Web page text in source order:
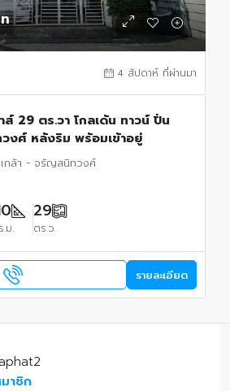
4 สัปดาห์ ที่ผ่านมา
ส์ 29 ตร.วา โกลเด้น ทาวน์ ปิ่น
งศ์ หลังริม พร้อมเข้าอยู่
กล้า - จรัญสนิทวงศ์
.ม.
29
ตร.ว.
รายละเอียด
าชิก